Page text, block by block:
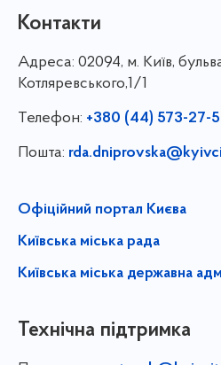
Контакти
Адреса: 02094, м. Київ,
Котляревського,1/1
Телефон: +380 (44) 573-27-
Пошта:
Офіційний портал Києва
Київська міська рада
Київська міська державна
Технічна підтримка